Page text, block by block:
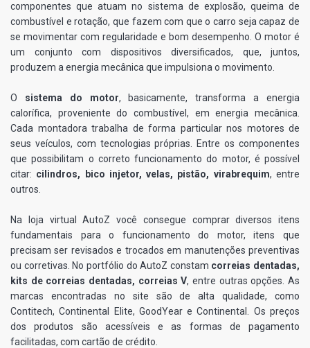
componentes que atuam no sistema de explosão, queima de
combustível e rotação, que fazem com que o carro seja capaz de
se movimentar com regularidade e bom desempenho. O motor é
um conjunto com dispositivos diversificados, que, juntos,
produzem a energia mecânica que impulsiona o movimento.
O sistema do motor, basicamente, transforma a energia
calorífica, proveniente do combustível, em energia mecânica.
Cada montadora trabalha de forma particular nos motores de
seus veículos, com tecnologias próprias. Entre os componentes
que possibilitam o correto funcionamento do motor, é possível
citar: cilindros, bico injetor, velas, pistão, virabrequim, entre
outros.
Na loja virtual AutoZ você consegue comprar diversos itens
fundamentais para o funcionamento do motor, itens que
precisam ser revisados e trocados em manutenções preventivas
ou corretivas. No portfólio do AutoZ constam correias dentadas,
kits de correias dentadas, correias V, entre outras opções. As
marcas encontradas no site são de alta qualidade, como
Contitech, Continental Elite, GoodYear e Continental. Os preços
dos produtos são acessíveis e as formas de pagamento
facilitadas, com cartão de crédito.